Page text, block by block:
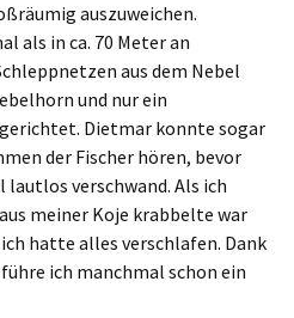
auszuweichen.
als in ca. 70 Meter an
aus dem Nebel
und nur ein
Dietmar konnte sogar
der Fischer hören, bevor
lautlos verschwand. Als ich
meiner Koje krabbelte war
hatte alles verschlafen. Dank
ich manchmal schon ein